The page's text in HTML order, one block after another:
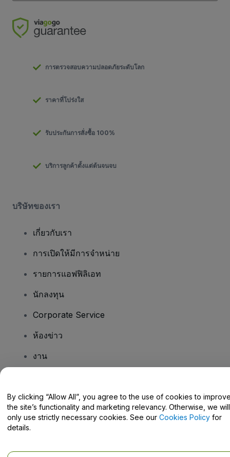
การตรวจสอบความปลอดภัยระดับโลก
ราคาที่โปร่งใส
รับประกันการสั่งซื้อ 100%
บริการลูกค้าตั้งแต่ต้นจนจบ
บริษัทของเรา
เกี่ยวกับเรา
การเปิดให้มีการจำหน่าย
รายการแอฟฟิลิเอท
นักลงทุน
Corporate Service
ห้องข่าว
งาน
Help Centre / Contact Us
By clicking “Allow All”, you agree to the use of cookies to
the site’s functionality and marketing relevancy. Otherwise, we will
only use strictly necessary cookies. See our Cookies Policy for
details.